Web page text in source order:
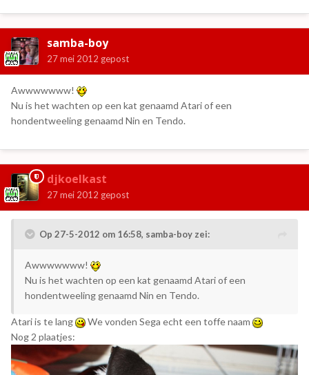
samba-boy
27 mei 2012 gepost
Awwwwwww!
Nu is het wachten op een kat genaamd Atari of een
hondentweeling genaamd Nin en Tendo.
djkoelkast
27 mei 2012 gepost
Op 27-5-2012 om 16:58, samba-boy zei:
Awwwwwww!
Nu is het wachten op een kat genaamd Atari of een
hondentweeling genaamd Nin en Tendo.
Atari is te lang
We vonden Sega echt een toffe naam
Nog 2 plaatjes: